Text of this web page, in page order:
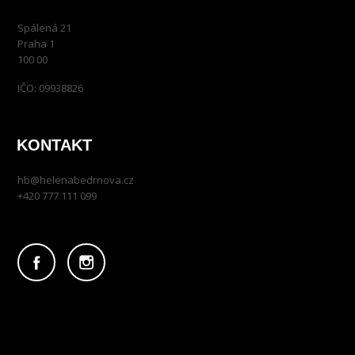
Spálená 21
Praha 1
100 00
IČO: 09938826
KONTAKT
hb@helenabedrnova.cz
+420 777 111 099